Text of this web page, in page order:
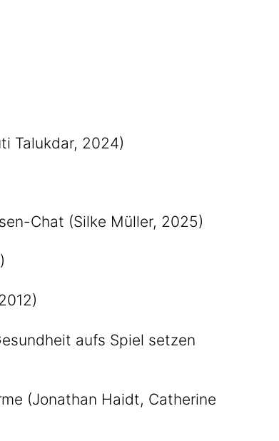
Talukdar, 2024)
Chat (Silke Müller, 2025)
aufs Spiel setzen
(Jonathan Haidt, Catherine